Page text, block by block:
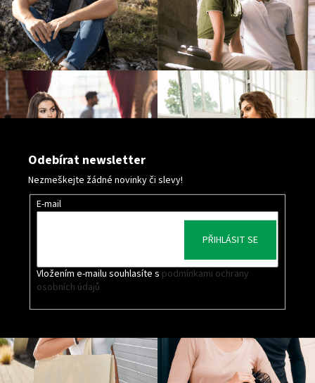
Odebírat newsletter
Nezmeškejte žádné novinky či slevy!
E-mail
Vložením e-mailu souhlasíte s podmínkami ochrany
osobních údajů
PŘIHLÁSIT SE